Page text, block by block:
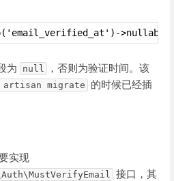
为 null
，否则为验证时间。该
artisan migrate
的时候已经插
实现
接口，其